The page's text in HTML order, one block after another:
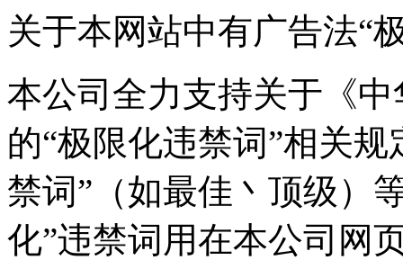
关于本网站中有广告法“
本公司全力支持关于《
的“极限化违禁词”相关
禁词”（如最佳丶顶级）
化”违禁词用在本公司网